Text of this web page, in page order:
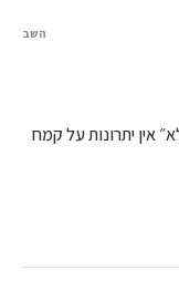
אין יתרונות על קמח
השב